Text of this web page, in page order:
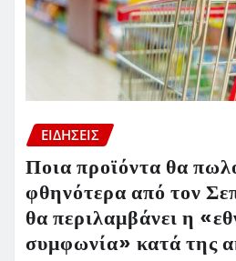
ΕΙΔΗΣΕΙΣ
Ποια προϊόντα θα
φθηνότερα από τον
θα περιλαμβάνει η
συμφωνία» κατά της